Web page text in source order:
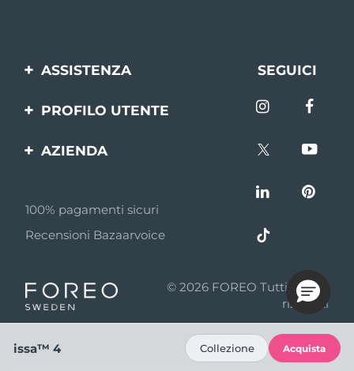
ASSISTENZA
Contattaci
batteria
SEGUICI
PROFILO UTENTE
prodotto
AZIENDA
Affiliazione
Notizie di affiliazione
Rivenditori
100% pagamenti sicuri
Recensioni Bazaarvoice
© 2026 FOREO Tutti i diritti
riservati
issa™ 4 Collezione Acquista